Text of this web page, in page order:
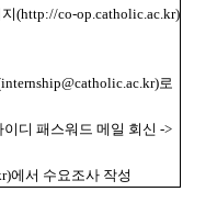
(http://co-op.catholic.ac.kr)
로
디 패스워드 메일 회신 ->
에서 수요조사 작성